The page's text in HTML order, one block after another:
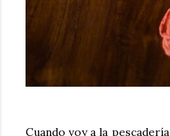
Cuando voy a la pescadería